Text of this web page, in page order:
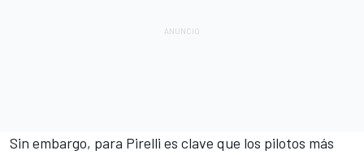
Sin embargo, para Pirelli es clave que los pilotos más